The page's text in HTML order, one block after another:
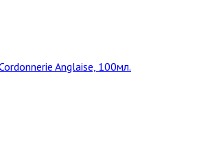
Anglaise, 100мл.